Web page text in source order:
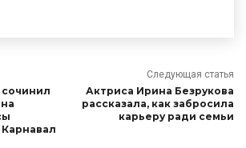
Следующая статья
Актриса Ирина Безрукова
рассказала, как забросила
карьеру ради семьи